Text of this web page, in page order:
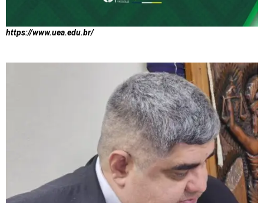
https://www.uea.edu.br/